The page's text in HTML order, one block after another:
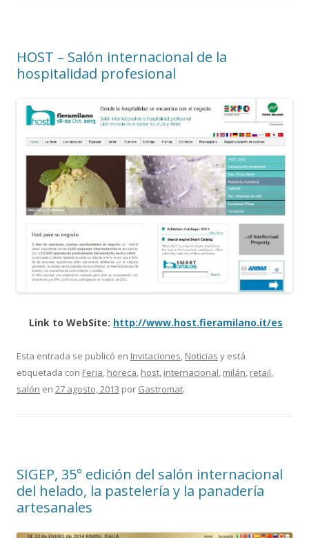
HOST – Salón internacional de la
hospitalidad profesional
Link to WebSite: http://www.host.fieramilano.it/es
Esta entrada se publicó en Invitaciones, Noticias y está
etiquetada con Feria, horeca, host, internacional, milán, retail,
salón en 27 agosto, 2013 por Gastromat.
SIGEP, 35° edición del salón internacional
del helado, la pastelería y la panadería
artesanales